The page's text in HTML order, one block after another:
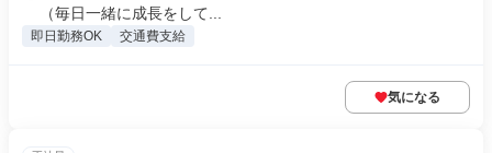
（毎日一緒に成長をして...
即日勤務OK 交通費支給
気になる